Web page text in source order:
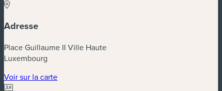
Adresse
Place Guillaume II Ville Haute
Luxembourg
Voir sur la carte(nouvelle fenêtre)